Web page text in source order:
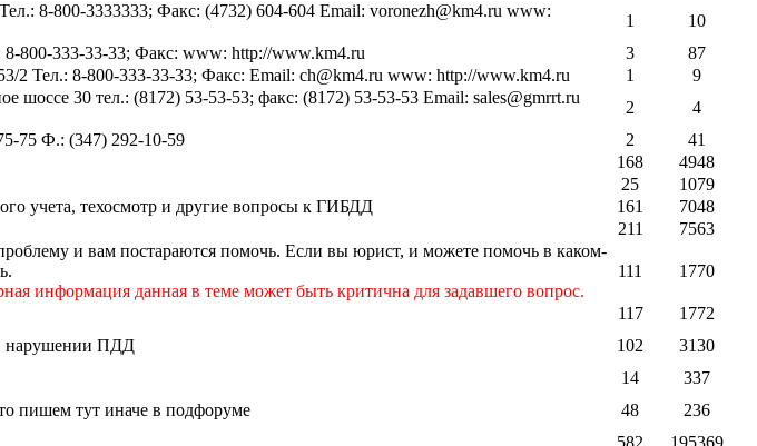
8-800-3333333; Факс: (4732) 604-604 Email: voronezh@km4.ru www:
1
10
800-333-33-33; Факс: www: http://www.km4.ru 3
87
2 Тел.: 8-800-333-33-33; Факс: Email: ch@km4.ru www: http://www.km4.ru 1
9
шоссе 30 тел.: (8172) 53-53-53; факс: (8172) 53-53-53 Email: sales@gmrrt.ru
2
4
75 Ф.: (347) 292-10-59 2
41
168
4948
25
1079
учета, техосмотр и другие вопросы к ГИБДД 161
7048
211 7563
и вам постараются помочь. Если вы юрист, и можете помочь в каком-
информация данная в теме может быть критична для задавшего вопрос.
111 1770
117
1772
нарушении ПДД 102
3130
14
337
пишем тут иначе в подфоруме 48
236